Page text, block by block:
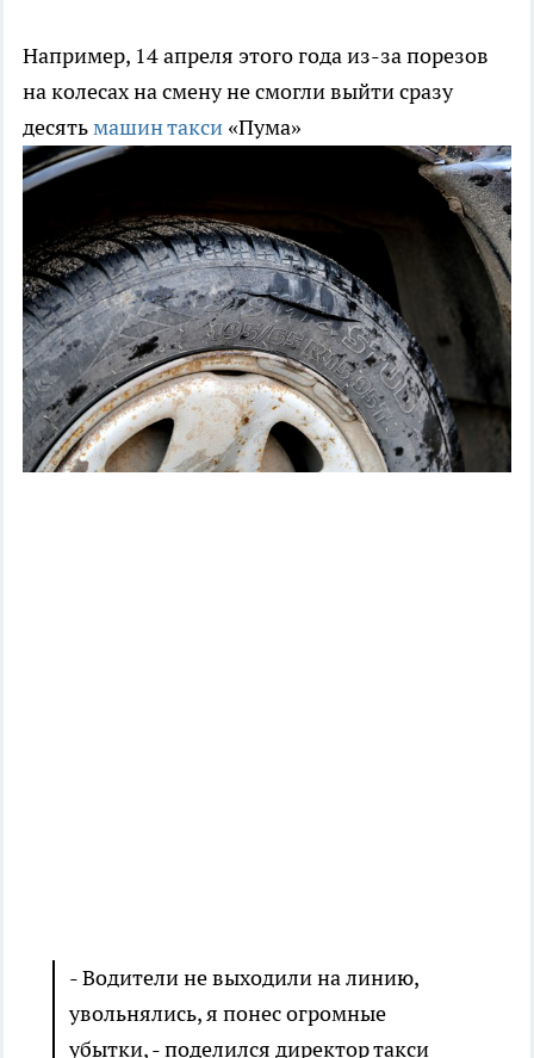
Например, 14 апреля этого года из-за порезов
на колесах на смену не cмогли выйти сразу
десятьмашин такси «Пума»
- Водители не выходили на линию,
увольнялись, я понес огромные
убытки, - поделился директор такси